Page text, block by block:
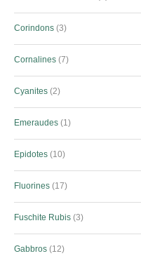
Corindons 3
Cornalines 7
Cyanites 2
Emeraudes 1
Epidotes 10
Fluorines 17
Fuschite Rubis 3
Gabbros 12